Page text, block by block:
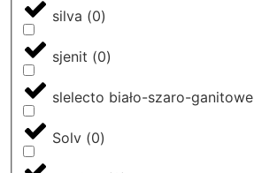
silva (0)
sjenit (0)
slelecto biało-szaro-ganitowe
Solv (0)